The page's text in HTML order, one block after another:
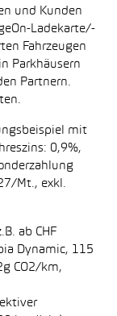
und Kunden
Ladekarte/-
Fahrzeugen
Parkhäusern
Partnern.
mit
0,9%,
Mt., exkl.
ab CHF
Dynamic, 115
CO2/km,